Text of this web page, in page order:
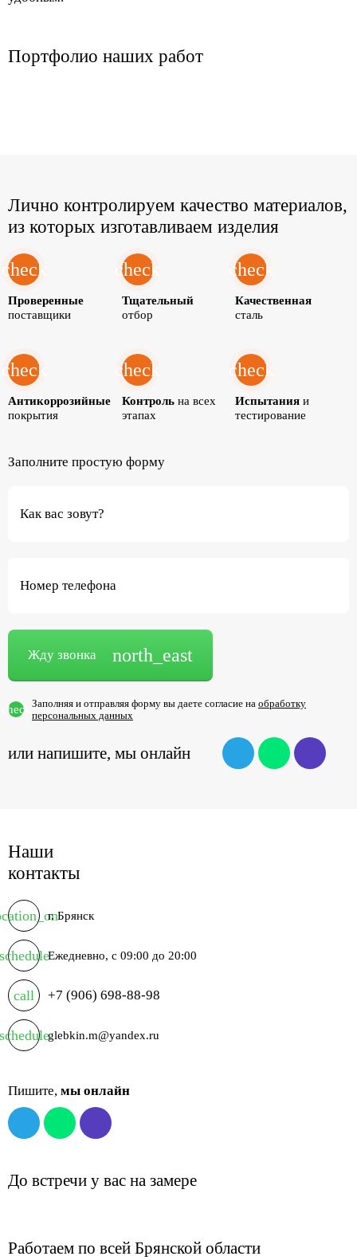
Портфолио наших работ
Лично контролируем качество материалов,
из которых изготавливаем изделия
check
Проверенные
поставщики
check
Тщательный
отбор
check
Качественная
сталь
check
Антикоррозийные
покрытия
check
Контроль на всех
этапах
check
Испытанияи
тестирование
Заполните простую форму
Как вас зовут?
Номер телефона
Жду звонка north_east
check Заполняя и отправляя форму вы даете согласие на обработку
персональных данных
или напишите, мы онлайн
Наши
контакты
г. Брянск
Ежедневно, с 09:00 до 20:00
call +7 (906) 698-88-98
glebkin.m@yandex.ru
Пишите, мы онлайн
До встречи у вас на замере
Работаем по всей Брянской области